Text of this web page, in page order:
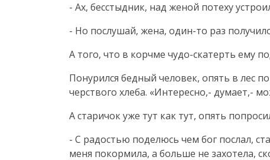
- Ах, бесстыдник, над женой потеху
- Но послушай, жена, один-то раз
А того, что в корчме чудо-скатерть ему
Понурился бедный человек, опять в лес
черствого хлеба. «Интересно,- думает,-
А старичок уже тут как тут, опять
- С радостью поделюсь чем бог послал,
меня покормила, а больше не захотела,